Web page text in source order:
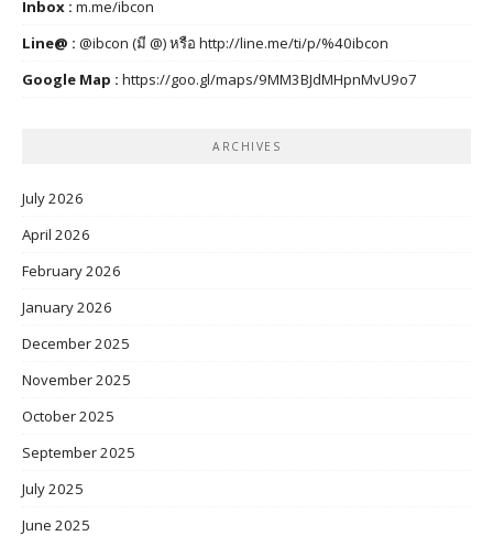
Inbox : m.me/ibcon
Line@ : @ibcon (มี @) หรือ http://line.me/ti/p/%40ibcon
Google Map : https://goo.gl/maps/9MM3BJdMHpnMvU9o7
ARCHIVES
July 2026
April 2026
February 2026
January 2026
December 2025
November 2025
October 2025
September 2025
July 2025
June 2025